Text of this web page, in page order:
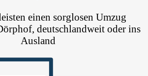
einen sorglosen Umzug
deutschlandweit oder ins
Ausland